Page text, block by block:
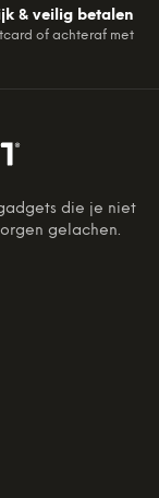
& veilig betalen
of achteraf met
die je niet
gelachen.